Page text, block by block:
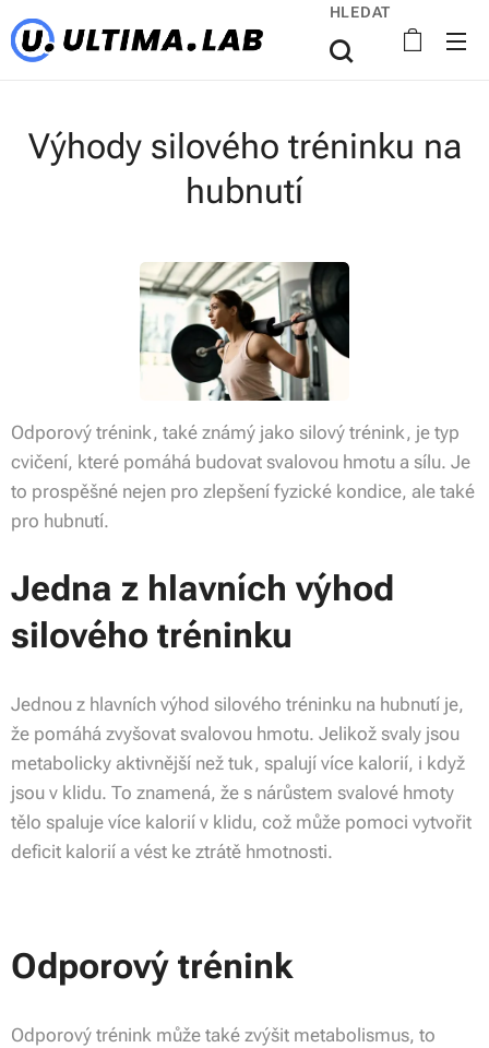
HLEDAT
Výhody silového tréninku na
hubnutí
Odporový trénink, také známý jako silový trénink, je typ
cvičení, které pomáhá budovat svalovou hmotu a sílu. Je
to prospěšné nejen pro zlepšení fyzické kondice, ale také
pro hubnutí.
Jedna z hlavních výhod
silového tréninku
Jednou z hlavních výhod silového tréninku na hubnutí je,
že pomáhá zvyšovat svalovou hmotu. Jelikož svaly jsou
metabolicky aktivnější než tuk, spalují více kalorií, i když
jsou v klidu. To znamená, že s nárůstem svalové hmoty
tělo spaluje více kalorií v klidu, což může pomoci vytvořit
deficit kalorií a vést ke ztrátě hmotnosti.
Odporový trénink
Odporový trénink může také zvýšit metabolismus, to